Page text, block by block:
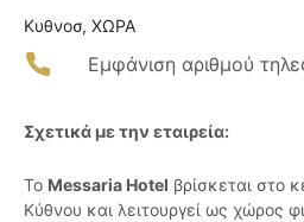
Κυθνοσ, ΧΩΡΑ
Εμφάνιση αριθμού
Σχετικά με την εταιρεία:
Το Messaria Hotel βρίσκεται στο
Κύθνου και λειτουργεί ως χώρος